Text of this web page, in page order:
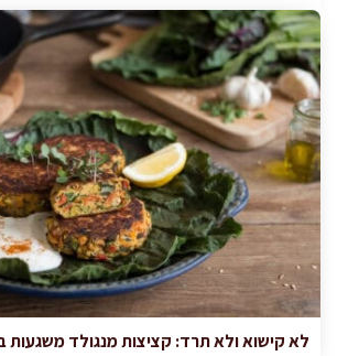
לא קישוא ולא תרד: קציצות מנגולד